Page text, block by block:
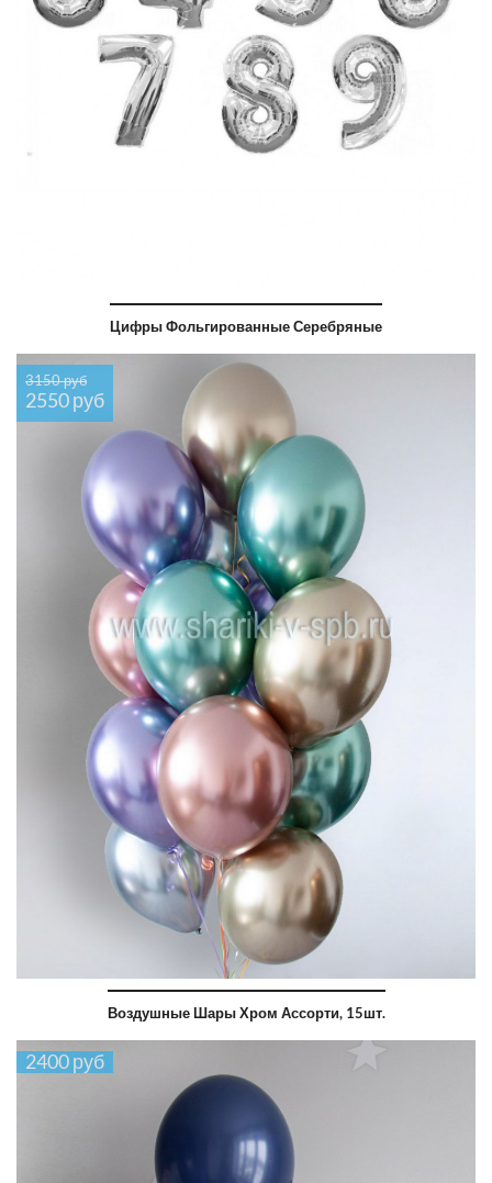
Цифры Фольгированные Серебряные
3150 руб
2550 руб
Воздушные Шары Хром Ассорти, 15шт.
2400 руб